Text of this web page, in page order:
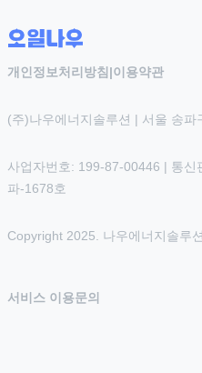
개인정보처리방침 |이용약관
(주)나우에너지솔루션 | 서울 송
사업자번호: 199-87-00446 | 통신
파-1678호
Copyright 2025. 나우에너지솔루
서비스 이용문의